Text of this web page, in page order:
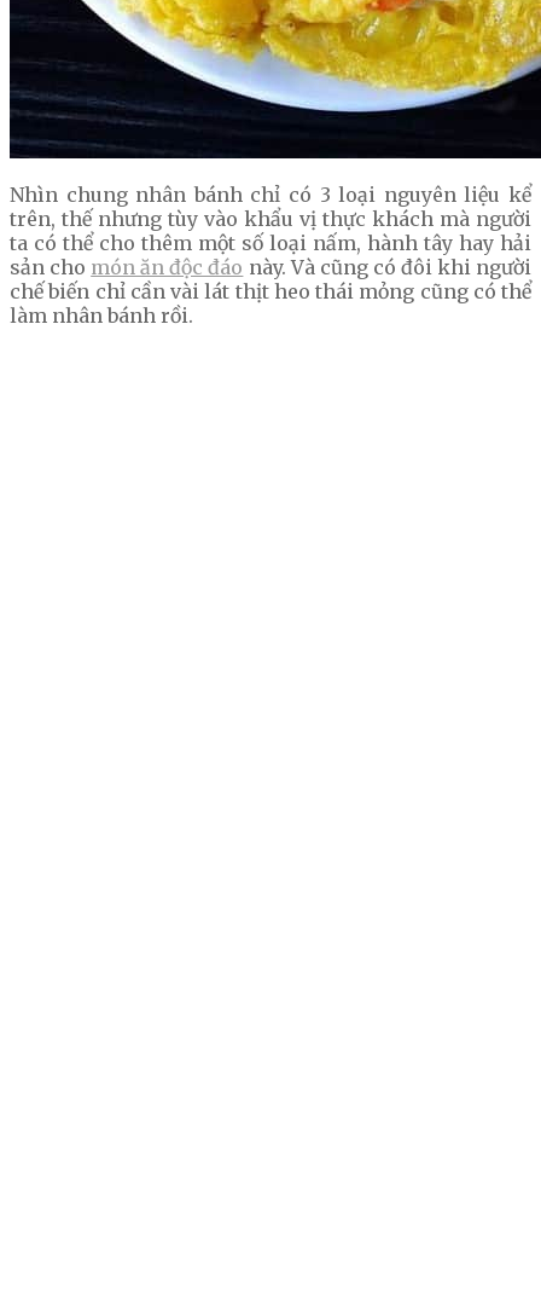
Nhìn chung nhân bánh chỉ có 3 loại nguyên liệu kể
trên, thế nhưng tùy vào khẩu vị thực khách mà người
ta có thể cho thêm một số loại nấm, hành tây hay hải
sản cho món ăn độc đáo này. Và cũng có đôi khi người
chế biến chỉ cần vài lát thịt heo thái mỏng cũng có thể
làm nhân bánh rồi.